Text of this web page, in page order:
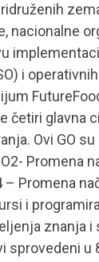
nacionalne
i
četiri glavna
Ovi GO
Promena
Promena
i
znanja i
sprovedeni u